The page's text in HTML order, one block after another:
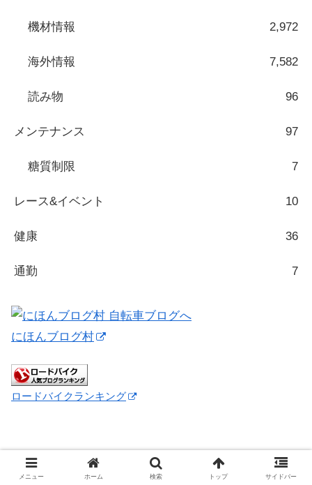
機材情報 2,972
海外情報 7,582
読み物 96
メンテナンス 97
糖質制限 7
レース&イベント 10
健康 36
通勤 7
にほんブログ村
ロードバイクランキング
メニュー ホーム 検索 トップ サイドバー